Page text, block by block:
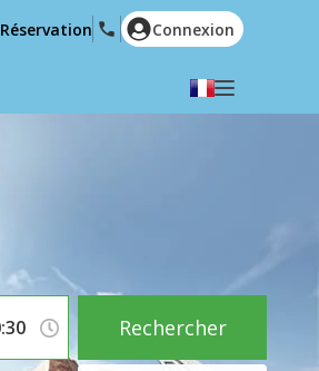
English (US)
Ελληνικά
Réservation Connexion
Rechercher